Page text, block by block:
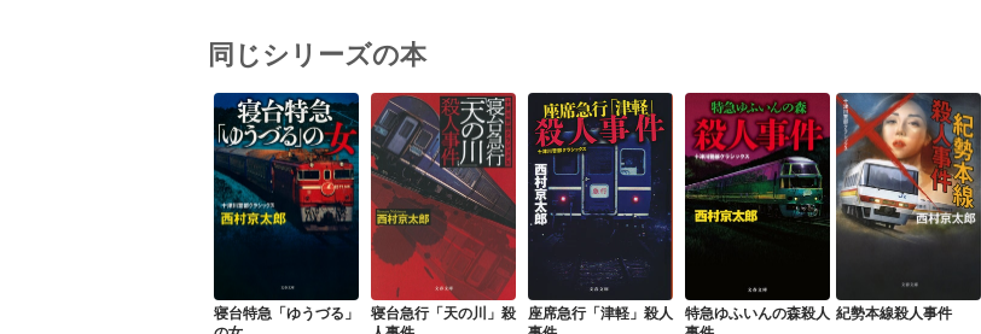
同じシリーズの本
寝台特急「ゆうづる」
寝台急行「天の川」殺
座席急行「津軽」殺人
特急ゆふいんの森殺人 紀勢本線殺人事件